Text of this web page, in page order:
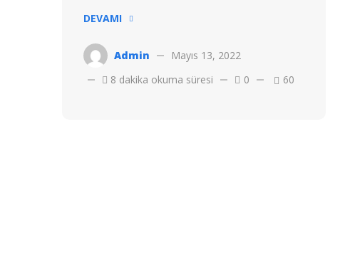
DEVAMI
Admin
Mayıs 13, 2022
8 dakika okuma süresi
0 60